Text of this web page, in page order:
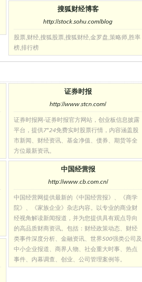
搜狐财经博客
http://stock.sohu.com/blog
股票,财经,搜狐股票,搜狐财经,金罗盘,策略师,胜率
榜,排行榜
证券时报
http://www.stcn.com/
证券时报网-证券时报官方网站，创业板信息披露
平台，提供7*24免费实时股票行情，内容涵盖股
市新闻、财经资讯、基金净值、债券、期货等全
方位最新资讯。
中国经营报
http://www.cb.com.cn/
中国经营网提供最新的《中国经营报》、《商学
院》、《家族企业》杂志内容。以专业的商业财
经视角解读新闻报道，并为您提供具有观点导向
的高品质财商资讯。包括：财经政策动态、财经
类事件深度分析、金融资讯、世界500强类公司及
中小企业报道、商界人物、社会重大时事、热点
事件、内幕调查、创业、公司管理案例等。